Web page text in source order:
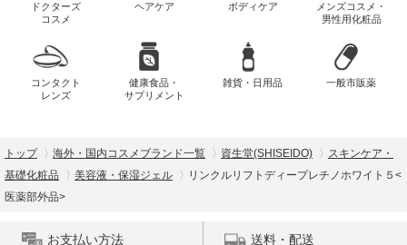
ドクターズ
コスメ
ヘアケア ボディケア
メンズコスメ・
男性用化粧品
コンタクト
レンズ
健康食品・
サプリメント
雑貨・日用品 一般市販薬
トップ 海外・国内コスメブランド一覧 資生堂(SHISEIDO)
スキンケア・
基礎化粧品
美容液・保湿ジェル
リンクルリフトディープレチノホワイト５<
医薬部外品>
お支払い方法 送料・配送